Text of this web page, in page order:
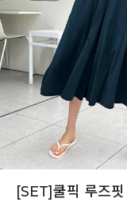
[SET]쿨픽 루즈